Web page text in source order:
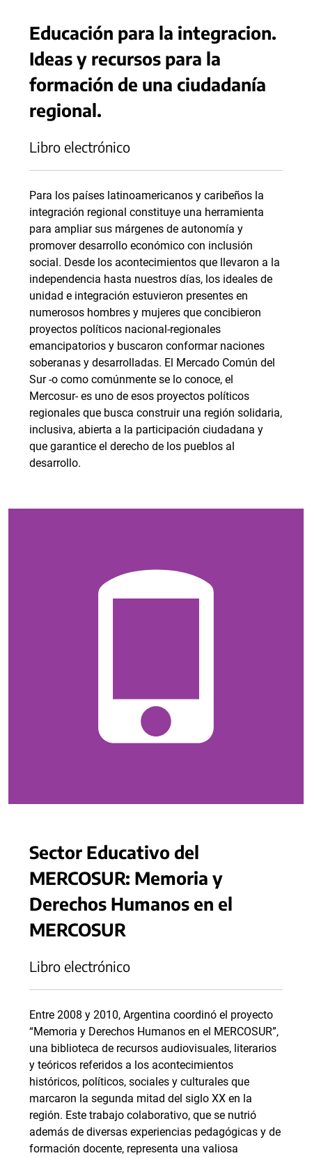
Educación para la integracion.
Ideas y recursos para la
formación de una ciudadanía
regional.
Libro electrónico
Para los países latinoamericanos y caribeños la
integración regional constituye una herramienta
para ampliar sus márgenes de autonomía y
promover desarrollo económico con inclusión
social. Desde los acontecimientos que llevaron a la
independencia hasta nuestros días, los ideales de
unidad e integración estuvieron presentes en
numerosos hombres y mujeres que concibieron
proyectos políticos nacional-regionales
emancipatorios y buscaron conformar naciones
soberanas y desarrolladas. El Mercado Común del
Sur -o como comúnmente se lo conoce, el
Mercosur- es uno de esos proyectos políticos
regionales que busca construir una región solidaria,
inclusiva, abierta a la participación ciudadana y
que garantice el derecho de los pueblos al
desarrollo.
Sector Educativo del
MERCOSUR: Memoria y
Derechos Humanos en el
MERCOSUR
Libro electrónico
Entre 2008 y 2010, Argentina coordinó el proyecto
“Memoria y Derechos Humanos en el MERCOSUR”,
una biblioteca de recursos audiovisuales, literarios
y teóricos referidos a los acontecimientos
históricos, políticos, sociales y culturales que
marcaron la segunda mitad del siglo XX en la
región. Este trabajo colaborativo, que se nutrió
además de diversas experiencias pedagógicas y de
formación docente, representa una valiosa